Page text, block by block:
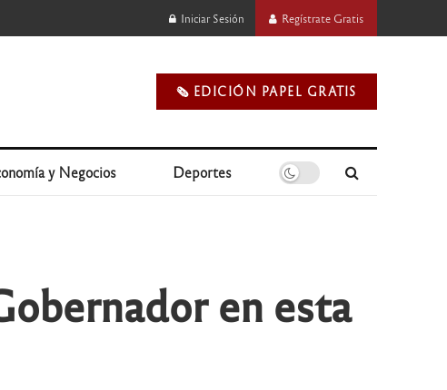
Iniciar Sesión Regístrate Gratis
🗞️ EDICIÓN PAPEL GRATIS
y Negocios Deportes
en esta